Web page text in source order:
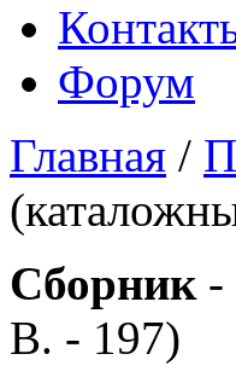
Форум
Главная /
Сборник-
B. - 197)